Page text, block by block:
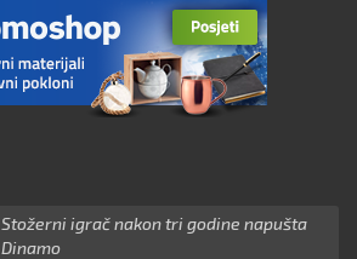
Stožerni igrač nakon tri godine napušta
Dinamo